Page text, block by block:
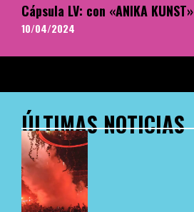
Cápsula LV: con «ANIKA KUNST»
10/04/2024
ÚLTIMAS NOTICIAS